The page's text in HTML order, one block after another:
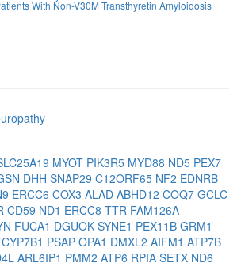
With Non-V30M Transthyretin Amyloidosis
MYOT PIK3R5 MYD88 ND5 PEX7
DHH SNAP29 C12ORF65 NF2 EDNRB
ERCC6 COX3 ALAD ABHD12 COQ7 GCLC
CD59 ND1 ERCC8 TTR FAM126A
FUCA1 DGUOK SYNE1 PEX11B GRM1
CYP7B1 PSAP OPA1 DMXL2 AIFM1 ATP7B
ARL6IP1 PMM2 ATP6 RPIA SETX ND6